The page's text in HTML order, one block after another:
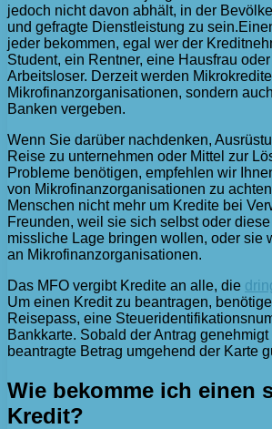
jedoch nicht davon abhält, in der
und gefragte Dienstleistung zu sein.
jeder bekommen, egal wer der
Student, ein Rentner, eine Hausfrau
Arbeitsloser. Derzeit werden
Mikrofinanzorganisationen, sondern
Banken vergeben.
Wenn Sie darüber nachdenken,
Reise zu unternehmen oder Mittel zur
Probleme benötigen, empfehlen wir
von Mikrofinanzorganisationen zu
Menschen nicht mehr um Kredite bei
Freunden, weil sie sich selbst oder
missliche Lage bringen wollen, oder sie
an Mikrofinanzorganisationen.
Das MFO vergibt Kredite an alle, die
Um einen Kredit zu beantragen,
Reisepass, eine
Bankkarte. Sobald der Antrag
beantragte Betrag umgehend der Karte
Wie bekomme ich einen
Kredit?